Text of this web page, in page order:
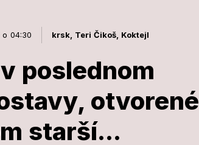
04:30 krsk, Teri Čikoš, Koktejl
poslednom
otvorené
starší...
má v